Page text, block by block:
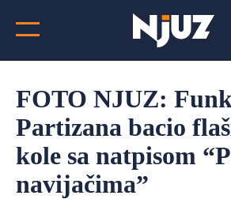
FOTO NJUZ:
Partizana bacio
kole sa natpisom
navijačima”